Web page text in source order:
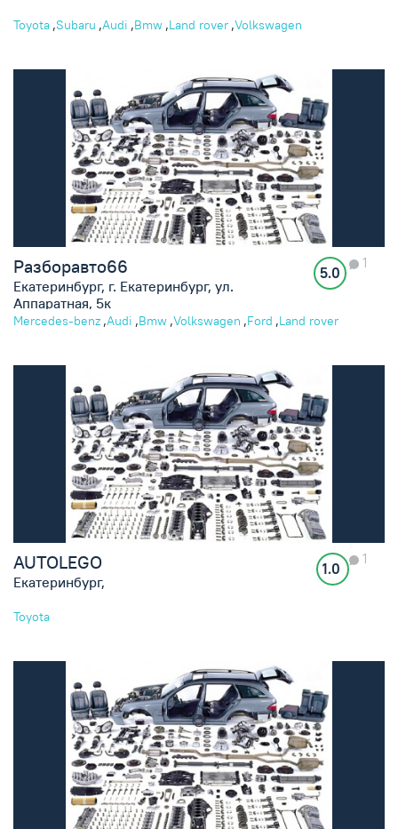
Toyota ,Subaru ,Audi ,Bmw ,Land rover ,Volkswagen
Разборавто66
Екатеринбург, г. Екатеринбург, ул.
Аппаратная, 5к
5.0
1
Mercedes-benz ,Audi ,Bmw ,Volkswagen ,Ford ,Land rover
AUTOLEGO
Екатеринбург,
1.0
1
Toyota